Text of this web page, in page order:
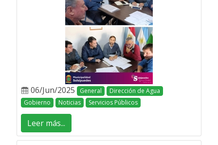
06/Jun/2025 General
Dirección de Agua
Gobierno
Noticias Servicios Públicos
Leer más...